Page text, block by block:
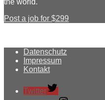
the world.
Post a job for $299
Datenschutz
Impressum
Kontakt
Twitter